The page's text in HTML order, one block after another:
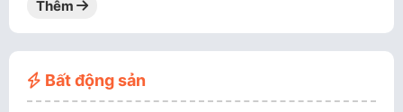
Thêm
Bất động sản